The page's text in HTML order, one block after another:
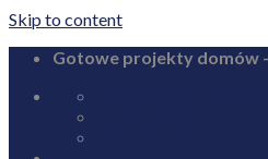
Skip to content
Gotowe projekty domów